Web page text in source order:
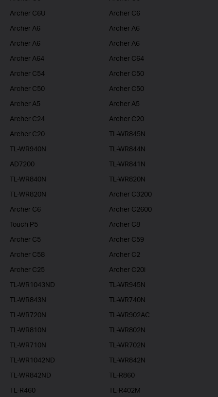
Archer C6U
Archer C6
Archer A6
Archer A6
Archer A6
Archer A6
Archer A64
Archer C64
Archer C54
Archer C50
Archer C50
Archer C50
Archer A5
Archer A5
Archer C24
Archer C20
Archer C20
TL-WR845N
TL-WR940N
TL-WR844N
AD7200
TL-WR841N
TL-WR840N
TL-WR820N
TL-WR820N
Archer C3200
Archer C6
Archer C2600
Touch P5
Archer C8
Archer C5
Archer C59
Archer C58
Archer C2
Archer C25
Archer C20i
TL-WR1043ND
TL-WR945N
TL-WR843N
TL-WR740N
TL-WR720N
TL-WR902AC
TL-WR810N
TL-WR802N
TL-WR710N
TL-WR702N
TL-WR1042ND
TL-WR842N
TL-WR842ND
TL-R860
TL-R460
TL-R402M